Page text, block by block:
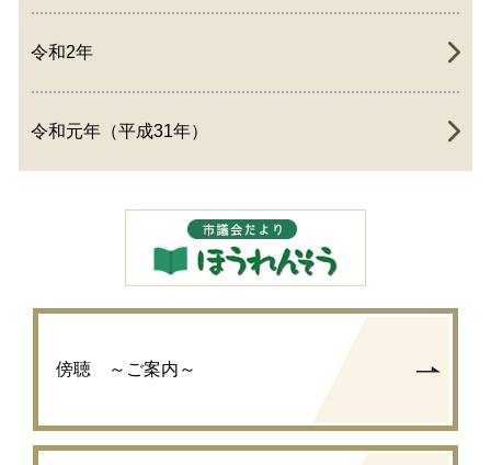
令和2年
令和元年（平成31年）
傍聴 ～ご案内～